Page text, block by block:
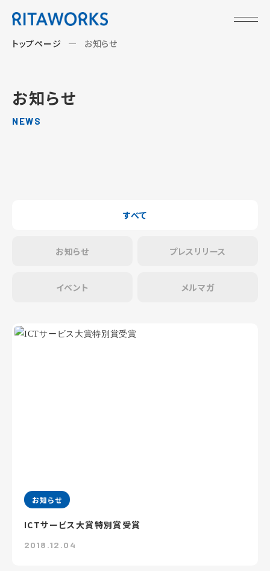
トップページ お知らせ
お知らせ
NEWS
すべて
お知らせ プレスリリース
イベント メルマガ
お知らせ
ICTサービス大賞特別賞受賞
2018.12.04